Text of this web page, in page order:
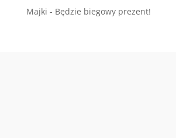
Majki - Będzie biegowy prezent!